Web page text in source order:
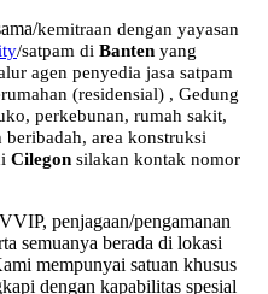
kemitraan dengan yayasan
/satpam di Banten yang
agen penyedia jasa satpam
(residensial) , Gedung
perkebunan, rumah sakit,
area konstruksi
Cilegon silakan kontak nomor
penjagaan/pengamanan
semuanya berada di lokasi
mempunyai satuan khusus
dengan kapabilitas spesial